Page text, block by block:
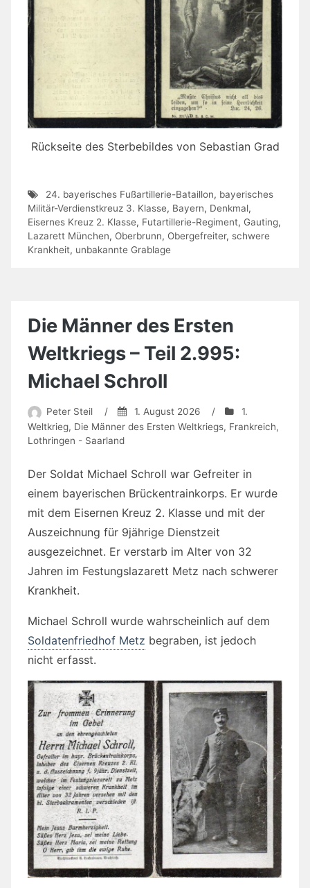
Rückseite des Sterbebildes von Sebastian Grad
24. bayerisches Fußartillerie-Bataillon, bayerisches
Militär-Verdienstkreuz 3. Klasse, Bayern, Denkmal,
Eisernes Kreuz 2. Klasse, Futartillerie-Regiment, Gauting,
Lazarett München, Oberbrunn, Obergefreiter, schwere
Krankheit, unbakannte Grablage
Die Männer des Ersten
Weltkriegs – Teil 2.995:
Michael Schroll
Peter Steil / 1. August 2026 /
1.
Weltkrieg, Die Männer des Ersten Weltkriegs, Frankreich,
Lothringen - Saarland
Der Soldat Michael Schroll war Gefreiter in
einem bayerischen Brückentrainkorps. Er wurde
mit dem Eisernen Kreuz 2. Klasse und mit der
Auszeichnung für 9jährige Dienstzeit
ausgezeichnet. Er verstarb im Alter von 32
Jahren im Festungslazarett Metz nach schwerer
Krankheit.
Michael Schroll wurde wahrscheinlich auf dem
Soldatenfriedhof Metz begraben, ist jedoch
nicht erfasst.